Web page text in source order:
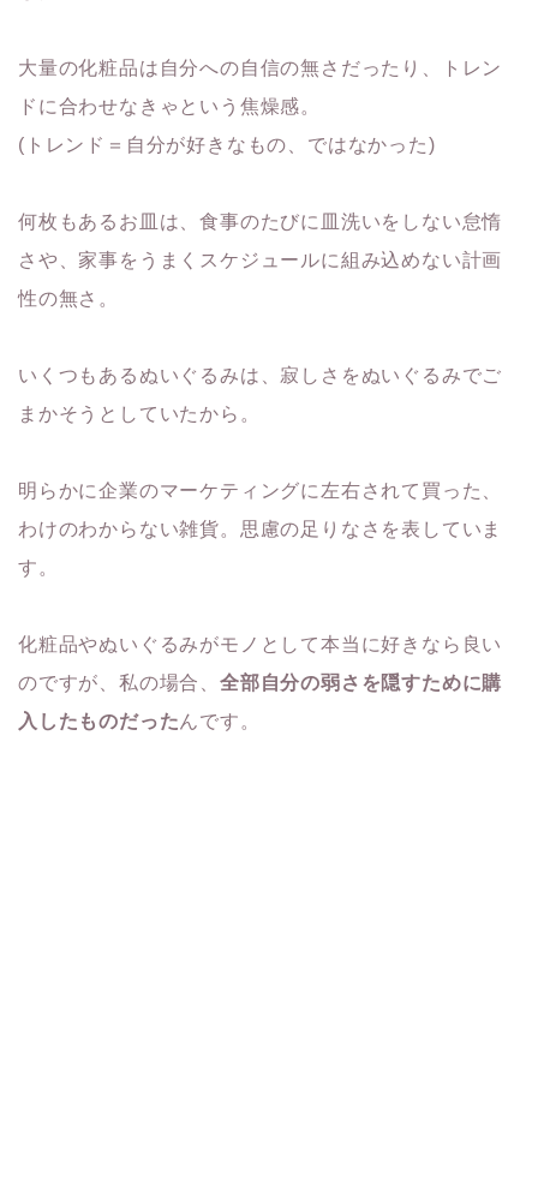
大量の化粧品は自分への自信の無さだったり、トレン
ドに合わせなきゃという焦燥感。
(トレンド＝自分が好きなもの、ではなかった)
何枚もあるお皿は、食事のたびに皿洗いをしない怠惰
さや、家事をうまくスケジュールに組み込めない計画
性の無さ。
いくつもあるぬいぐるみは、寂しさをぬいぐるみでご
まかそうとしていたから。
明らかに企業のマーケティングに左右されて買った、
わけのわからない雑貨。思慮の足りなさを表していま
す。
化粧品やぬいぐるみがモノとして本当に好きなら良い
のですが、私の場合、 全部自分の弱さを隠すために購
入したものだったんです。